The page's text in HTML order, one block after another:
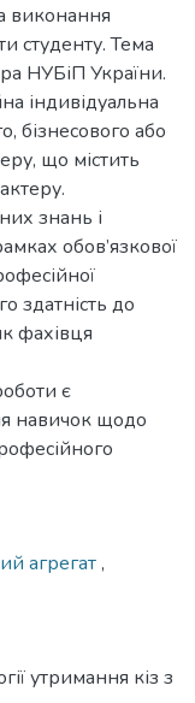
виконання
студенту. Тема
НУБіП України.
індивідуальна
бізнесового або
що містить
знань і
обов’язкової
здатність до
фахівця
є
навичок щодо
агрегат,
утримання кіз з